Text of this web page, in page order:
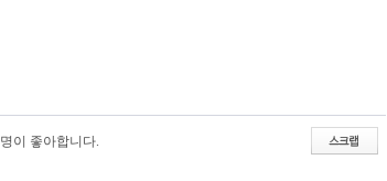
명이 좋아합니다.